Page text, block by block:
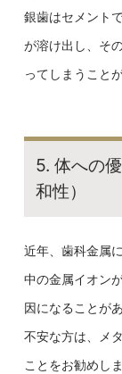
銀歯はセメント
が溶け出し、そ
ってしまうこと
5. 体への
和性）
近年、歯科金属
中の金属イオン
因になることが
不安な方は、メ
ことをお勧めし